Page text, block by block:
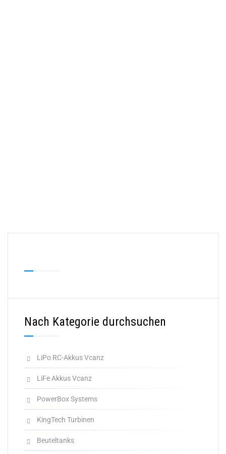
Nach Kategorie durchsuchen
LiPo RC-Akkus Vcanz
LiFe Akkus Vcanz
PowerBox Systems
KingTech Turbinen
Beuteltanks